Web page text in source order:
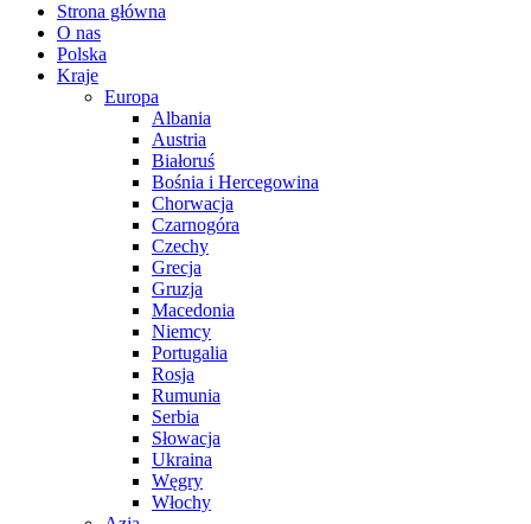
Strona główna
O nas
Polska
Kraje
Europa
Albania
Austria
Białoruś
Bośnia i Hercegowina
Chorwacja
Czarnogóra
Czechy
Grecja
Gruzja
Macedonia
Niemcy
Portugalia
Rosja
Rumunia
Serbia
Słowacja
Ukraina
Węgry
Włochy